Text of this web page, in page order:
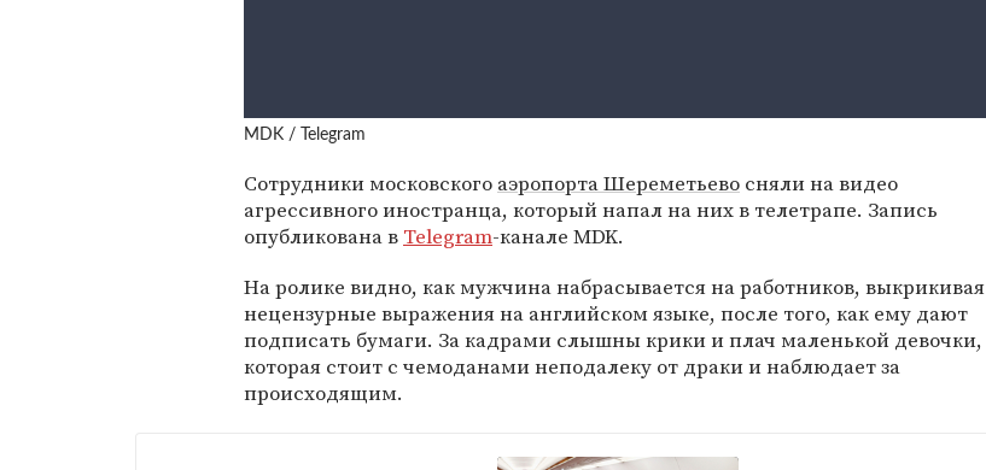
MDK / Telegram
Сотрудники московского аэропорта Шереметьево сняли на видео
агрессивного иностранца, который напал на них в телетрапе. Запись
опубликована в Telegram-канале MDK.
На ролике видно, как мужчина набрасывается на работников, выкрикивая
нецензурные выражения на английском языке, после того, как ему дают
подписать бумаги. За кадрами слышны крики и плач маленькой девочки,
которая стоит с чемоданами неподалеку от драки и наблюдает за
происходящим.